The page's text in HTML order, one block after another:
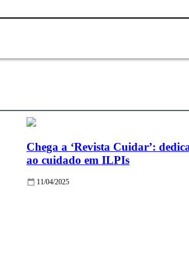
Chega a ‘Revista Cuidar’:
ao cuidado em ILPIs
11/04/2025